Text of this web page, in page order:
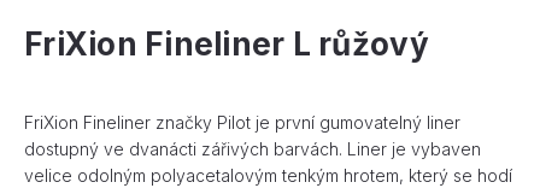
FriXion Fineliner L růžový
FriXion Fineliner značky Pilot je první gumovatelný liner
dostupný ve dvanácti zářivých barvách. Liner je vybaven
velice odolným polyacetalovým tenkým hrotem, který se hodí